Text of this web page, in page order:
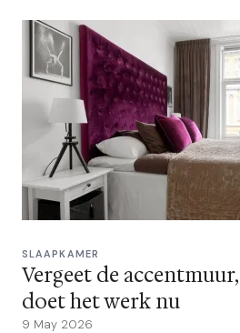
SLAAPKAMER
Vergeet de
doet het werk nu
9 May 2026